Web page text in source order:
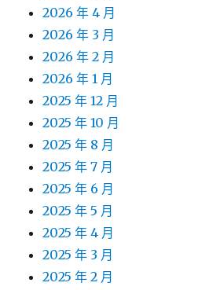
2026 年 4 月
2026 年 3 月
2026 年 2 月
2026 年 1 月
2025 年 12 月
2025 年 10 月
2025 年 8 月
2025 年 7 月
2025 年 6 月
2025 年 5 月
2025 年 4 月
2025 年 3 月
2025 年 2 月